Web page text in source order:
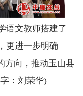
语文教师搭建了
更进一步明确
方向，推动玉山县
：刘荣华)